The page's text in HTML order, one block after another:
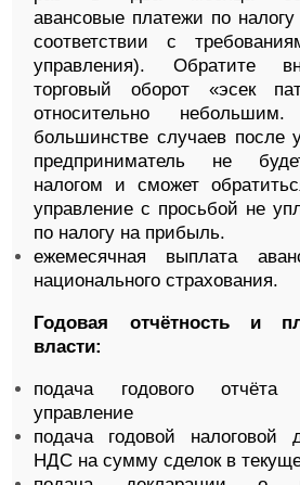
авансовые платежи по
соответствии с
управления). Обратите
торговый оборот «эсек
относительно
большинстве случаев после
предприниматель не
налогом и сможет
управление с просьбой не
по налогу на прибыль.
ежемесячная выплата
национального страхования.
Годовая отчётность и
власти:
подача годового отчёта
управление
подача годовой налоговой
НДС на сумму сделок в